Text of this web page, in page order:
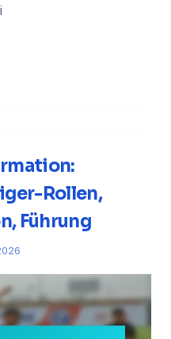
Rollen,
Führung